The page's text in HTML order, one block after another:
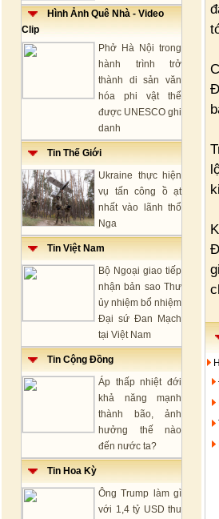
Hình Ảnh Quê Nhà - Video
Clip
Phở Hà Nội trong
hành trình trở
thành di sản văn
hóa phi vật thể
được UNESCO ghi
danh
Tin Thế Giới
Ukraine thực hiện
vụ tấn công ồ ạt
nhất vào lãnh thổ
Nga
Tin Việt Nam
Bộ Ngoại giao tiếp
nhận bản sao Thư
ủy nhiệm bổ nhiệm
Đại sứ Đan Mạch
tại Việt Nam
Tin Cộng Đồng
Áp thấp nhiệt đới
khả năng mạnh
thành bão, ảnh
hưởng thế nào
đến nước ta?
Tin Hoa Kỳ
Ông Trump làm gì
với 1,4 tỷ USD thu